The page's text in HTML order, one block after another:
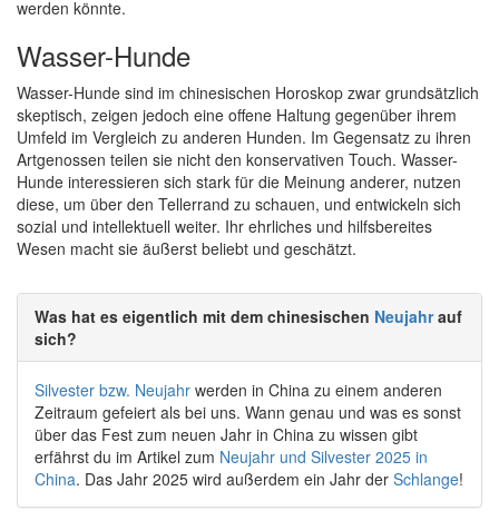
werden könnte.
Wasser-Hunde
Wasser-Hunde sind im chinesischen Horoskop zwar grundsätzlich
skeptisch, zeigen jedoch eine offene Haltung gegenüber ihrem
Umfeld im Vergleich zu anderen Hunden. Im Gegensatz zu ihren
Artgenossen teilen sie nicht den konservativen Touch. Wasser-
Hunde interessieren sich stark für die Meinung anderer, nutzen
diese, um über den Tellerrand zu schauen, und entwickeln sich
sozial und intellektuell weiter. Ihr ehrliches und hilfsbereites
Wesen macht sie äußerst beliebt und geschätzt.
Was hat es eigentlich mit dem chinesischen Neujahrauf
sich?
Silvester bzw. Neujahr werden in China zu einem anderen
Zeitraum gefeiert als bei uns. Wann genau und was es sonst
über das Fest zum neuen Jahr in China zu wissen gibt
erfährst du im Artikel zum Neujahr und Silvester 2025 in
China. Das Jahr 2025 wird außerdem ein Jahr der Schlange!